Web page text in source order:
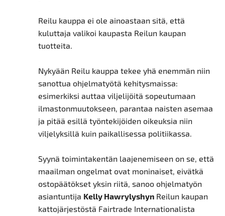
Reilu kauppa ei ole ainoastaan sitä, että
kuluttaja valikoi kaupasta Reilun kaupan
tuotteita.
Nykyään Reilu kauppa tekee yhä enemmän niin
sanottua ohjelmatyötä kehitysmaissa:
esimerkiksi auttaa viljelijöitä sopeutumaan
ilmastonmuutokseen, parantaa naisten asemaa
ja pitää esillä työntekijöiden oikeuksia niin
viljelyksillä kuin paikallisessa politiikassa.
Syynä toimintakentän laajenemiseen on se, että
maailman ongelmat ovat moninaiset, eivätkä
ostopäätökset yksin riitä, sanoo ohjelmatyön
asiantuntija Kelly Hawrylyshyn Reilun kaupan
kattojärjestöstä Fairtrade Internationalista